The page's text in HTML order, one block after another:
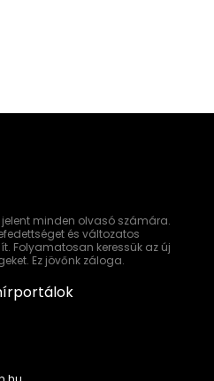
minden olvasó számára.
és változatos
Folyamatosan keressük az új
Ez jövőnk záloga.